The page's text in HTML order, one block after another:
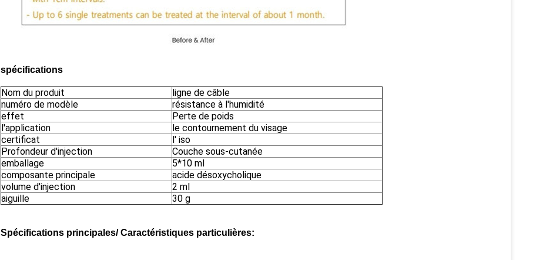
spécifications
Nom du produit
ligne de câble
numéro de modèle
résistance à l'humidité
effet
Perte de poids
l'application
le contournement du visage
certificat
l' iso
Profondeur d'injection
Couche sous-cutanée
emballage
5*10 ml
composante principale
acide désoxycholique
volume d'injection
2 ml
aiguille
30 g
Spécifications principales/ Caractéristiques particulières: